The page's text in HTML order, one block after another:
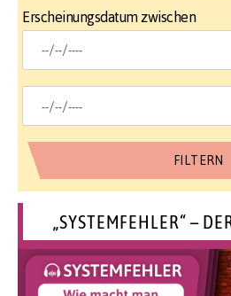
Erscheinungsdatum zwischen
„SYSTEMFEHLER“ –